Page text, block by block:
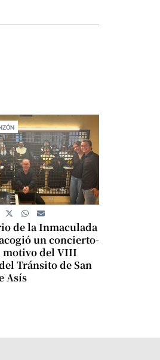
de la Inmaculada
un concierto-
motivo del VIII
Tránsito de San
Asís